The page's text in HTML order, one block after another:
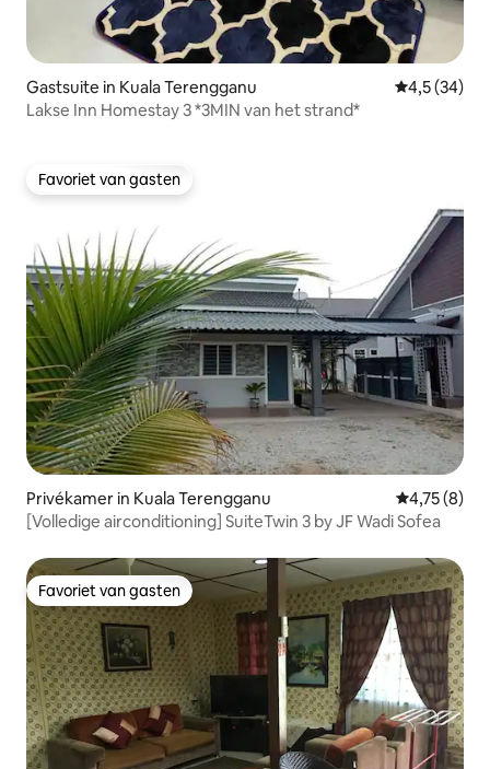
Gastsuite in Kuala Terengganu
4,5 (34)
Lakse Inn Homestay 3 *3MIN van het strand*
Favoriet van gasten
Favoriet van gasten
Privékamer in Kuala Terengganu
4,75 (8)
[Volledige airconditioning] SuiteTwin 3 by JF Wadi Sofea
Favoriet van gasten
Favoriet van gasten